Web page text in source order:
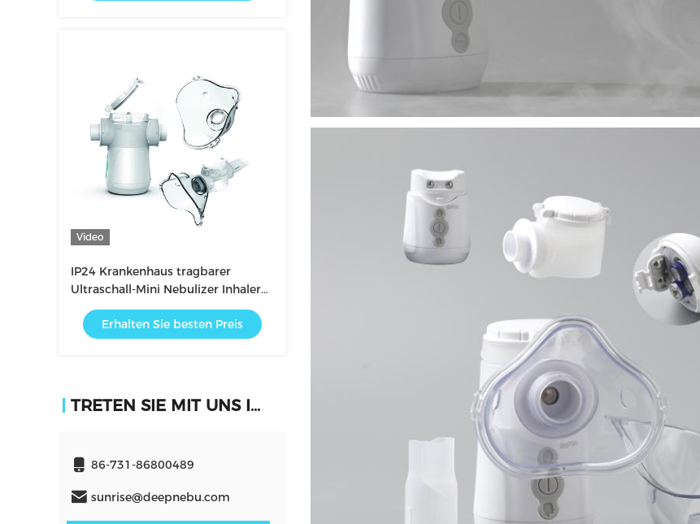
Video
IP24 Krankenhaus tragbarer
Ultraschall-Mini Nebulizer Inhaler
Breathing Machine für Asthma
Erhalten Sie besten Preis
TRETEN SIE MIT UNS IN VERBINDUNG
86-731-86800489
sunrise@deepnebu.com